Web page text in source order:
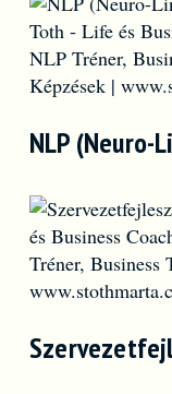
NLP (Neuro-